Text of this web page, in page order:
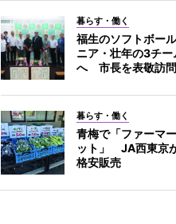
暮らす・働く
福生のソフトボー
ニア・壮年の3チー
へ 市長を表敬訪問
暮らす・働く
青梅で「ファーマ
ット」 JA西東京
格安販売